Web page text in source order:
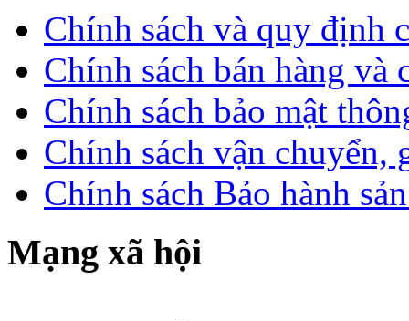
Chính sách và quy định
Chính sách bán hàng và
Chính sách bảo mật
Chính sách vận chuyển,
Chính sách Bảo hành
Mạng xã hội